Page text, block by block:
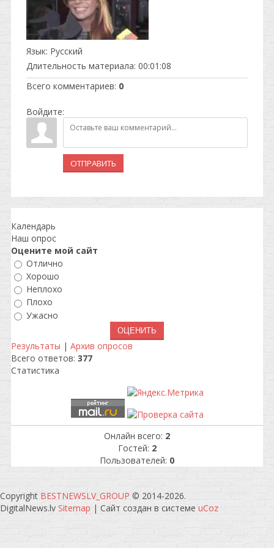
Язык: Русский
Длительность материала: 00:01:08
Всего комментариев: 0
Войдите:
ОТПРАВИТЬ
Календарь
Наш опрос
Оцените мой сайт
Отлично
Хорошо
Неплохо
Плохо
Ужасно
Результаты | Архив опросов
Всего ответов: 377
Статистика
Онлайн всего: 2
Гостей: 2
Пользователей: 0
Copyright BESTNEWSLV_GROUP © 2014-2026.
DigitalNews.lv Sitemap | Сайт создан в системе uCoz